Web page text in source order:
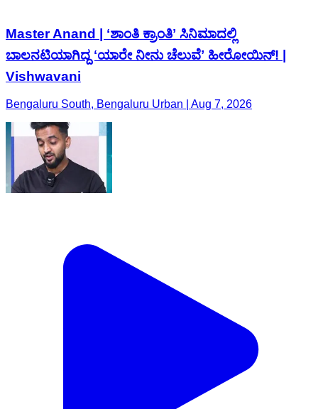
Master Anand | ʻಶಾಂತಿ ಕ್ರಾಂತಿʼ ಸಿನಿಮಾದಲ್ಲಿ
ಬಾಲನಟಿಯಾಗಿದ್ದ ʻಯಾರೇ ನೀನು ಚೆಲುವೆʼ ಹೀರೋಯಿನ್‌! |
Vishwavani
Bengaluru South, Bengaluru Urban | Aug 7, 2026